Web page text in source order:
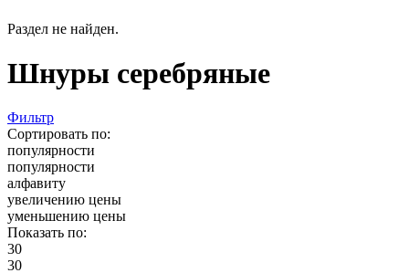
Раздел не найден.
Шнуры серебряные
Фильтр
Сортировать по:
популярности
популярности
алфавиту
увеличению цены
уменьшению цены
Показать по:
30
30